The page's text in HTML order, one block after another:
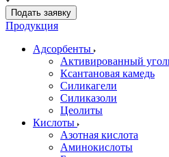
Подать заявку
Продукция
Адсорбенты
Активированный
Ксантановая камедь
Силикагели
Силиказоли
Цеолиты
Кислоты
Азотная кислота
Аминокислоты